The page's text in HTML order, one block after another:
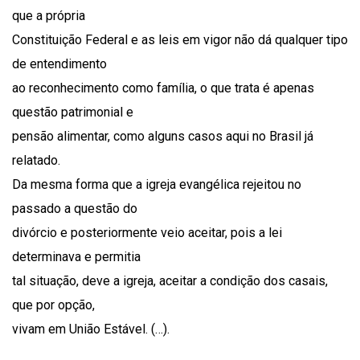
que a própria
Constituição Federal e as leis em vigor não dá qualquer tipo
de entendimento
ao reconhecimento como família, o que trata é apenas
questão patrimonial e
pensão alimentar, como alguns casos aqui no Brasil já
relatado.
Da mesma forma que a igreja evangélica rejeitou no
passado a questão do
divórcio e posteriormente veio aceitar, pois a lei
determinava e permitia
tal situação, deve a igreja, aceitar a condição dos casais,
que por opção,
vivam em União Estável. (…).